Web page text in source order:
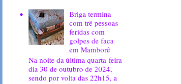
Briga termina
com trê pessoas
feridas com
golpes de faca
em Mamborê
Na noite da última quarta-feira
dia 30 de outubro de 2024,
sendo por volta das 22h15, a